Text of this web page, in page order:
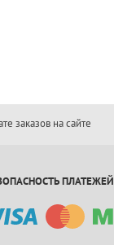
заказов на сайте
ПЛАТЕЖЕЙ